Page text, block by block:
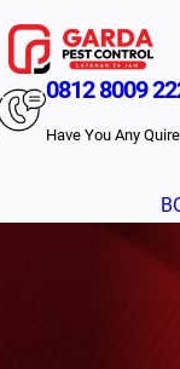
0812 8009
Have You Any